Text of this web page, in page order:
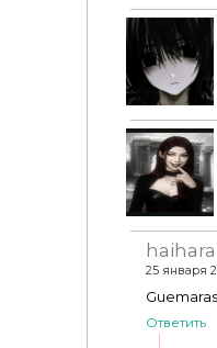
25 января
Ответить